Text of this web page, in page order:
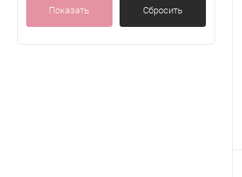
Показать Сбросить